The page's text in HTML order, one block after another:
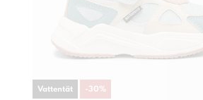
Vattentät -30%